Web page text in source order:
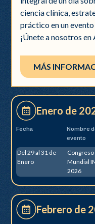
ciencia clínica,
práctico en un
¡Únete a nosotros
MÁS
Enero de
Fecha
Nombre
evento
Del 29 al 31 de
Enero
Congreso
Mundial
2026
Febrero de